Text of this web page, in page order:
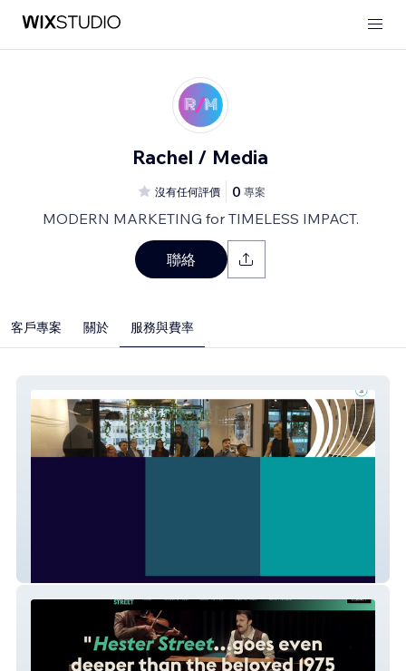
Rachel / Media
沒有任何評價 0 專案
MODERN MARKETING for TIMELESS IMPACT.
聯絡
客戶專案 關於 服務與費率